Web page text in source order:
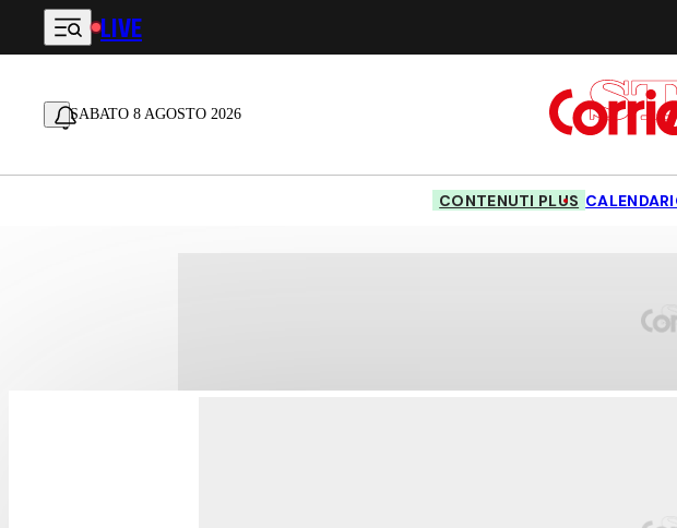
Vai al contenuto principale
LIVE
SABATO 8 AGOSTO 2026
CONTENUTI PLUS